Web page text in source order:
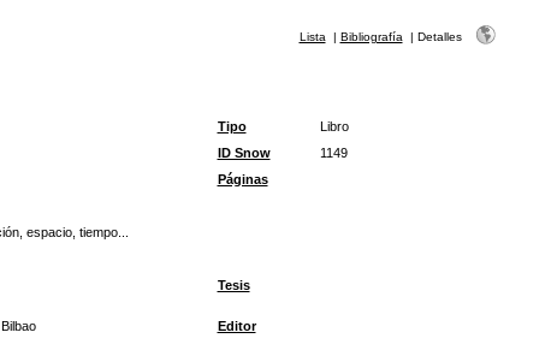
Lista | Bibliografía | Detalles
Tipo
Libro
ID Snow
1149
Páginas
espacio, tiempo...
Tesis
Bilbao Editor